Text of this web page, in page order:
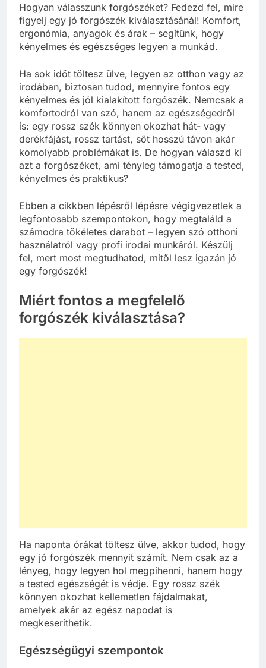
Hogyan válasszunk forgószéket? Fedezd fel, mire
figyelj egy jó forgószék kiválasztásánál! Komfort,
ergonómia, anyagok és árak – segítünk, hogy
kényelmes és egészséges legyen a munkád.
Ha sok időt töltesz ülve, legyen az otthon vagy az
irodában, biztosan tudod, mennyire fontos egy
kényelmes és jól kialakított forgószék. Nemcsak a
komfortodról van szó, hanem az egészségedről
is: egy rossz szék könnyen okozhat hát- vagy
derékfájást, rossz tartást, sőt hosszú távon akár
komolyabb problémákat is. De hogyan válaszd ki
azt a forgószéket, ami tényleg támogatja a tested,
kényelmes és praktikus?
Ebben a cikkben lépésről lépésre végigvezetlek a
legfontosabb szempontokon, hogy megtaláld a
számodra tökéletes darabot – legyen szó otthoni
használatról vagy profi irodai munkáról. Készülj
fel, mert most megtudhatod, mitől lesz igazán jó
egy forgószék!
Miért fontos a megfelelő
forgószék kiválasztása?
Ha naponta órákat töltesz ülve, akkor tudod, hogy
egy jó forgószék mennyit számít. Nem csak az a
lényeg, hogy legyen hol megpihenni, hanem hogy
a tested egészségét is védje. Egy rossz szék
könnyen okozhat kellemetlen fájdalmakat,
amelyek akár az egész napodat is
megkeseríthetik.
Egészségügyi szempontok